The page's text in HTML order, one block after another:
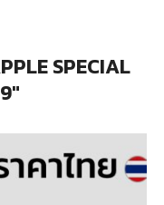
SPECIAL